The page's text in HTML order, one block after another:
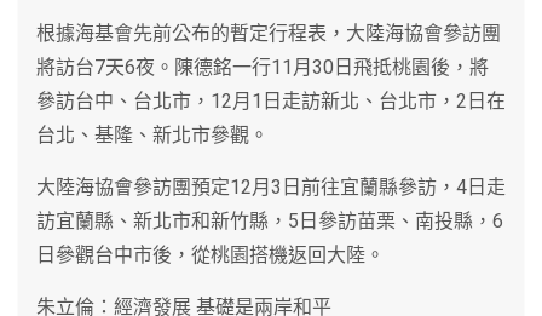
根據海基會先前公布的暫定行程表，大陸海協會參訪團
將訪台7天6夜。陳德銘一行11月30日飛抵桃園後，將
參訪台中、台北市，12月1日走訪新北、台北市，2日在
台北、基隆、新北市參觀。
大陸海協會參訪團預定12月3日前往宜蘭縣參訪，4日走
訪宜蘭縣、新北市和新竹縣，5日參訪苗栗、南投縣，6
日參觀台中市後，從桃園搭機返回大陸。
朱立倫：經濟發展 基礎是兩岸和平